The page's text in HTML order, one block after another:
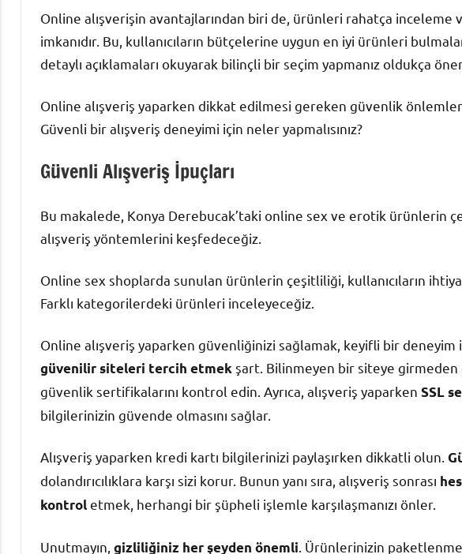
Online alışverişin avantajlarından biri de, ürünleri rahatça inceleme
imkanıdır. Bu, kullanıcıların bütçelerine uygun en iyi ürünleri
detaylı açıklamaları okuyarak bilinçli bir seçim yapmanız oldukça
Online alışveriş yaparken dikkat edilmesi gereken güvenlik
Güvenli bir alışveriş deneyimi için neler yapmalısınız?
Güvenli Alışveriş İpuçları
Bu makalede, Konya Derebucak’taki online sex ve erotik ürünlerin
alışveriş yöntemlerini keşfedeceğiz.
Online sex shoplarda sunulan ürünlerin çeşitliliği, kullanıcıların
Farklı kategorilerdeki ürünleri inceleyeceğiz.
Online alışveriş yaparken güvenliğinizi sağlamak, keyifli bir deneyim
güvenilir siteleri tercih etmekşart. Bilinmeyen bir siteye girmeden
güvenlik sertifikalarını kontrol edin. Ayrıca, alışveriş yaparken SSL
bilgilerinizin güvende olmasını sağlar.
Alışveriş yaparken kredi kartı bilgilerinizi paylaşırken dikkatli olun.
dolandırıcılıklara karşı sizi korur. Bunun yanı sıra, alışveriş sonrası
kontroletmek, herhangi bir şüpheli işlemle karşılaşmanızı önler.
Unutmayın, gizliliğiniz her şeyden önemli . Ürünlerinizin